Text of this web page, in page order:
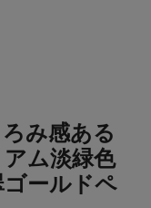
み感ある
ム淡緑色
ールドペ